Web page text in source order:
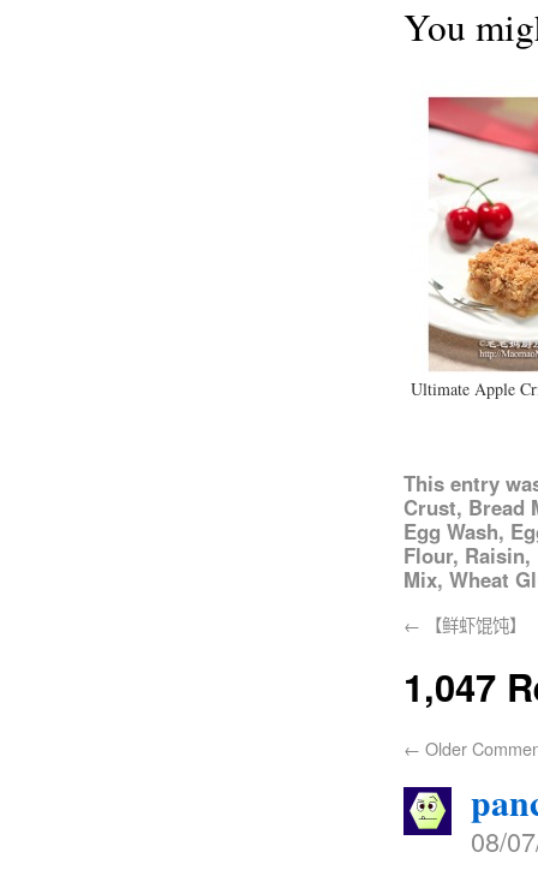
You
Ultimate Apple
This entry
Crust, Bread
Egg Wash,
Flour, Raisin,
Mix, Wheat
← 【鲜虾馄饨】
1,047
← Older
08/